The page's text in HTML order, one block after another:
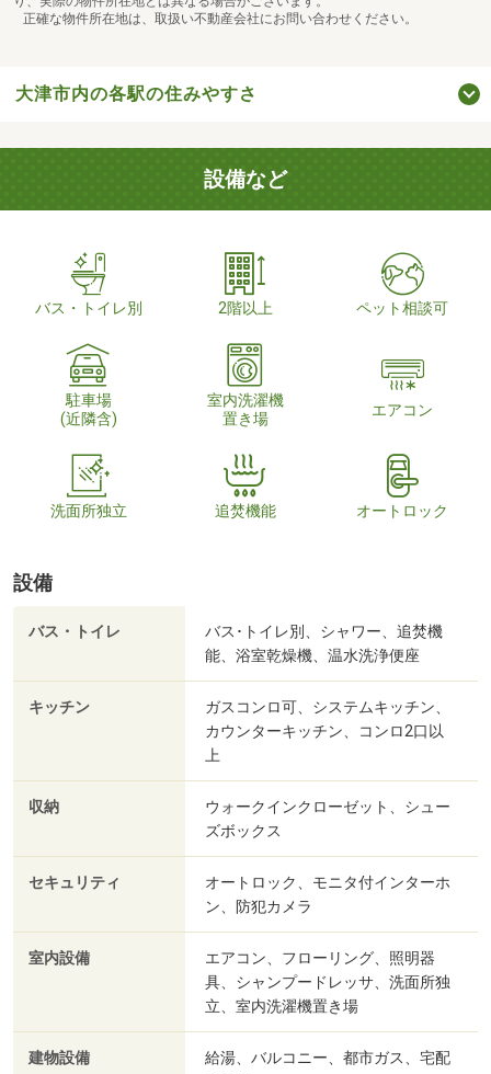
正確な物件所在地は、取扱い不動産会社にお問い合わせください。
大津市内の各駅の住みやすさ
設備など
バス・トイレ別 2階以上 ペット相談可
駐車場
(近隣含)
室内洗濯機
置き場
エアコン
洗面所独立 追焚機能 オートロック
設備
バス・トイレ
バス･トイレ別、シャワー、追焚機
能、浴室乾燥機、温水洗浄便座
キッチン
ガスコンロ可、システムキッチン、
カウンターキッチン、コンロ2口以
上
収納
ウォークインクローゼット、シュー
ズボックス
セキュリティ
オートロック、モニタ付インターホ
ン、防犯カメラ
室内設備
エアコン、フローリング、照明器
具、シャンプードレッサ、洗面所独
立、室内洗濯機置き場
建物設備
給湯、バルコニー、都市ガス、宅配